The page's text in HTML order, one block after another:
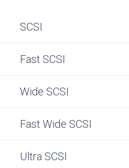
SCSI
Fast SCSI
Wide SCSI
Fast Wide SCSI
Ultra SCSI